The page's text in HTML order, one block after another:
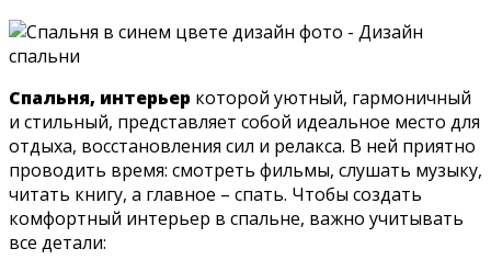
Спальня, интерьер которой уютный, гармоничный
и стильный, представляет собой идеальное место для
отдыха, восстановления сил и релакса. В ней приятно
проводить время: смотреть фильмы, слушать музыку,
читать книгу, а главное – спать. Чтобы создать
комфортный интерьер в спальне, важно учитывать
все детали: